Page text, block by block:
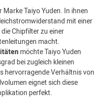
Taiyo Yuden. In ihnen
mit einer
Chipfilter zu einer
macht.
möchte Taiyo Yuden
bei zugleich kleinen
hervorragende Verhältnis von
eignet sich diese
perfekt.